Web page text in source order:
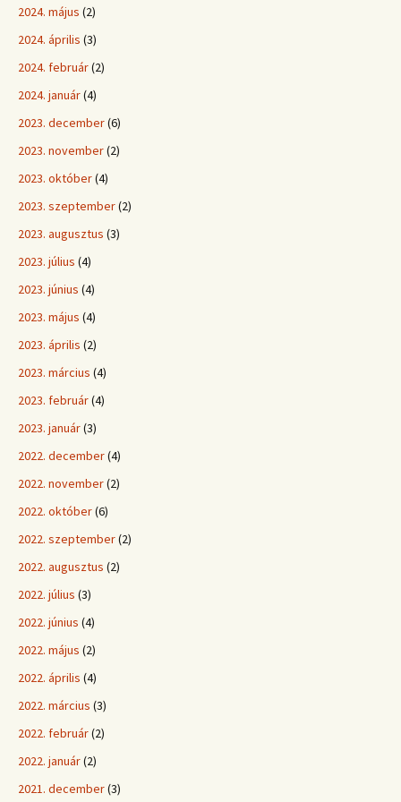
2024. május (2)
2024. április (3)
2024. február(2)
2024. január(4)
2023. december(6)
2023. november(2)
2023. október(4)
2023. szeptember(2)
2023. augusztus (3)
2023. július (4)
2023. június (4)
2023. május (4)
2023. április (2)
2023. március (4)
2023. február(4)
2023. január(3)
2022. december(4)
2022. november(2)
2022. október(6)
2022. szeptember(2)
2022. augusztus (2)
2022. július (3)
2022. június (4)
2022. május (2)
2022. április (4)
2022. március (3)
2022. február(2)
2022. január(2)
2021. december(3)